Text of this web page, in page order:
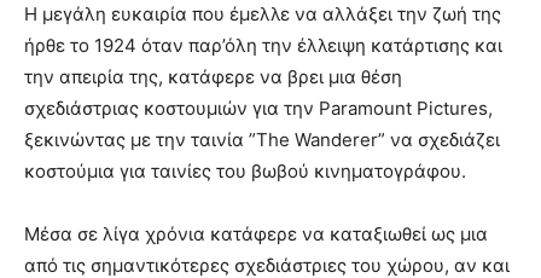
Η μεγάλη ευκαιρία που έμελλε να αλλάξει την ζωή της
ήρθε το 1924 όταν παρ’όλη την έλλειψη κατάρτισης και
την απειρία της, κατάφερε να βρει μια θέση
σχεδιάστριας κοστουμιών για την Paramount Pictures,
ξεκινώντας με την ταινία ”The Wanderer” να σχεδιάζει
κοστούμια για ταινίες του βωβού κινηματογράφου.
Μέσα σε λίγα χρόνια κατάφερε να καταξιωθεί ως μια
από τις σημαντικότερες σχεδιάστριες του χώρου, αν και